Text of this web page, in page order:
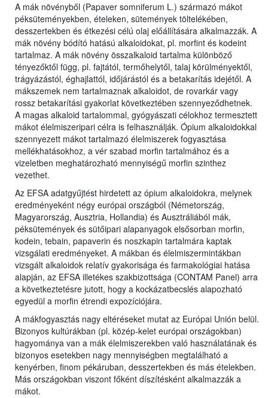
A mák növényből (Papaver somniferum L.) származó mákot
péksüteményekben, ételeken, sütemények töltelékében,
desszertekben és étkezési célú olaj előállítására alkalmazzák. A
mák növény bódító hatású alkaloidokat, pl. morfint és kodeint
tartalmaz. A mák növény összalkaloid tartalma különböző
tényezőktől függ, pl. fajtától, termőhelytől, talaj körülményektől,
trágyázástól, éghajlattól, időjárástól és a betakarítás idejétől. A
mákszemek nem tartalmaznak alkaloidot, de rovarkár vagy
rossz betakarítási gyakorlat következtében szennyeződhetnek.
A magas alkaloid tartalommal, gyógyászati célokhoz termesztett
mákot élelmiszeripari célra is felhasználják. Ópium alkaloidokkal
szennyezett mákot tartalmazó élelmiszerek fogyasztása
mellékhatásokhoz, a vér szabad morfin tartalmához és a
vizeletben meghatározható mennyiségű morfin szinthez
vezethet.
Az EFSA adatgyűjtést hirdetett az ópium alkaloidokra, melynek
eredményeként négy európai országból (Németország,
Magyarország, Ausztria, Hollandia) és Ausztráliából mák,
péksütemények és sütőipari alapanyagok elsősorban morfin,
kodein, tebain, papaverin és noszkapin tartalmára kaptak
vizsgálati eredményeket. A mákban és élelmiszermintákban
vizsgált alkaloidok relatív gyakorisága és farmakológiai hatása
alapján, az EFSA illetékes szakbizottsága (CONTAM Panel) arra
a következtetésre jutott, hogy a kockázatbecslés alapozható
egyedül a morfin étrendi expozíciójára.
A mákfogyasztás nagy eltéréseket mutat az Európai Unión belül.
Bizonyos kultúrákban (pl. közép-kelet európai országokban)
hagyománya van a mák élelmiszerekben való használatának és
bizonyos esetekben nagy mennyiségben megtalálható a
kenyérben, finom pékáruban, desszertekben és más ételekben.
Más országokban viszont főként díszítésként alkalmazzák a
mákot.